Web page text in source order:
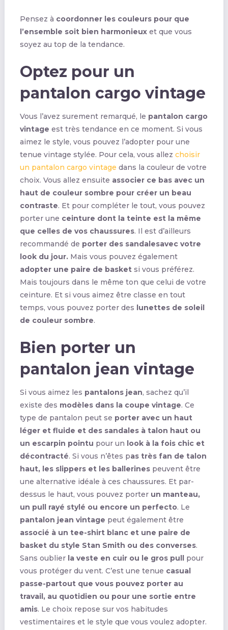
Pensez à coordonner les couleurs pour que
l’ensemble soit bien harmonieuxet que vous
soyez au top de la tendance.
Optez pour un
pantalon cargo vintage
Vous l’avez surement remarqué, le pantalon cargo
vintage est très tendance en ce moment. Si vous
aimez le style, vous pouvez l’adopter pour une
tenue vintage stylée. Pour cela, vous allez choisir
un pantalon cargo vintage dans la couleur de votre
choix. Vous allez ensuite associer ce bas avec un
haut de couleur sombre pour créer un beau
contraste. Et pour compléter le tout, vous pouvez
porter une ceinture dont la teinte est la même
que celles de vos chaussures. Il est d’ailleurs
recommandé de porter des sandalesavec votre
look du jour.Mais vous pouvez également
adopter une paire de basketsi vous préférez.
Mais toujours dans le même ton que celui de votre
ceinture. Et si vous aimez être classe en tout
temps, vous pouvez porter des lunettes de soleil
de couleur sombre.
Bien porter un
pantalon jean vintage
Si vous aimez les pantalons jean, sachez qu’il
existe des modèles dans la coupe vintage. Ce
type de pantalon peut se porter avec un haut
léger et fluide et des sandales à talon haut ou
un escarpin pointu pour un look à la fois chic et
décontracté. Si vous n’êtes pas très fan de talon
haut, les slippers et les ballerinespeuvent être
une alternative idéale à ces chaussures. Et par-
dessus le haut, vous pouvez porter un manteau,
un pull rayé stylé ou encore un perfecto. Le
pantalon jean vintage peut également être
associé à un tee-shirt blanc et une paire de
basket du style Stan Smith ou des converses.
Sans oublier la veste en cuir ou le gros pull pour
vous protéger du vent. C’est une tenue casual
passe-partout que vous pouvez porter au
travail, au quotidien ou pour une sortie entre
amis. Le choix repose sur vos habitudes
vestimentaires et le style que vous voulez adopter.